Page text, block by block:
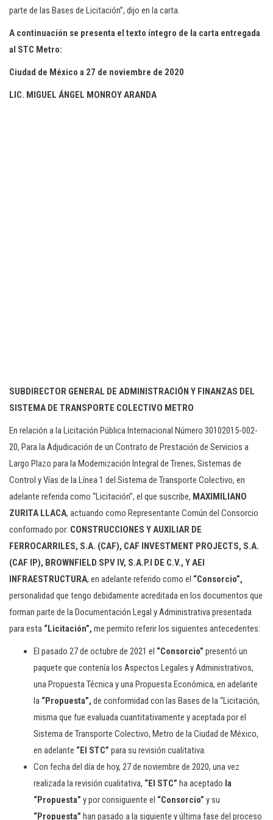
parte de las Bases de Licitación”, dijo en la carta.
A continuación se presenta el texto íntegro de la carta entregada
al STC Metro:
Ciudad de México a 27 de noviembre de 2020
LIC. MIGUEL ÁNGEL MONROY ARANDA
SUBDIRECTOR GENERAL DE ADMINISTRACIÓN Y FINANZAS DEL
SISTEMA DE TRANSPORTE COLECTIVO METRO
En relación a la Licitación Pública Internacional Número 30102015-002-
20, Para la Adjudicación de un Contrato de Prestación de Servicios a
Largo Plazo para la Modernización Integral de Trenes, Sistemas de
Control y Vías de la Línea 1 del Sistema de Transporte Colectivo, en
adelante referida como “Licitación”, el que suscribe, MAXIMILIANO
ZURITA LLACA, actuando como Representante Común del Consorcio
conformado por: CONSTRUCCIONES Y AUXILIAR DE
FERROCARRILES, S.A. (CAF), CAF INVESTMENT PROJECTS, S.A.
(CAF IP), BROWNFIELD SPV IV, S.A.P.I DE C.V., Y AEI
INFRAESTRUCTURA, en adelante referido como el “Consorcio”,
personalidad que tengo debidamente acreditada en los documentos que
forman parte de la Documentación Legal y Administrativa presentada
para esta “Licitación”, me permito referir los siguientes antecedentes:
El pasado 27 de octubre de 2021 el “Consorcio” presentó un
paquete que contenía los Aspectos Legales y Administrativos,
una Propuesta Técnica y una Propuesta Económica, en adelante
la “Propuesta”, de conformidad con las Bases de la “Licitación,
misma que fue evaluada cuantitativamente y aceptada por el
Sistema de Transporte Colectivo, Metro de la Ciudad de México,
en adelante “El STC” para su revisión cualitativa.
Con fecha del día de hoy, 27 de noviembre de 2020, una vez
realizada la revisión cualitativa, “El STC” ha aceptado la
“Propuesta” y por consiguiente el “Consorcio” y su
“Propuesta” han pasado a la siguiente y última fase del proceso